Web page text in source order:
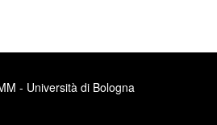
- Università di Bologna